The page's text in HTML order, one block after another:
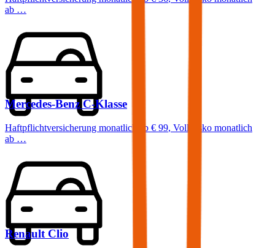
ab …
Mercedes-Benz C-Klasse
Haftpflichtversicherung monatlich ab € 99, Vollkasko monatlich
ab …
Renault Clio